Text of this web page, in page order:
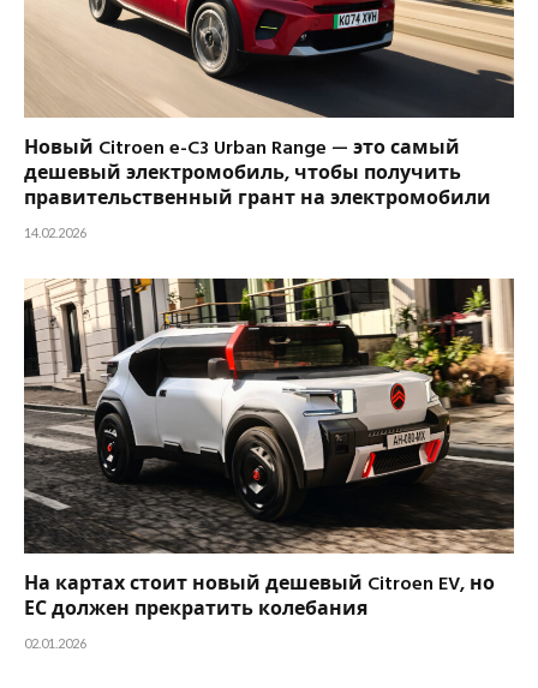
Новый Citroen e-C3 Urban Range — это самый
дешевый электромобиль, чтобы получить
правительственный грант на электромобили
14.02.2026
На картах стоит новый дешевый Citroen EV, но
ЕС должен прекратить колебания
02.01.2026